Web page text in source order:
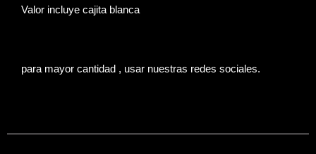
Valor incluye cajita blanca
para mayor cantidad , usar nuestras redes sociales.